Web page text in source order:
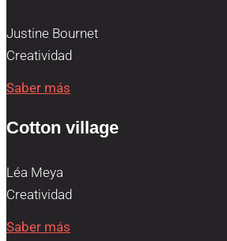
Justine Bournet
Creatividad
Saber más
Cotton village
Léa Meya
Creatividad
Saber más